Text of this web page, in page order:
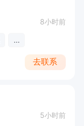
8小时前
...
去联系
5小时前